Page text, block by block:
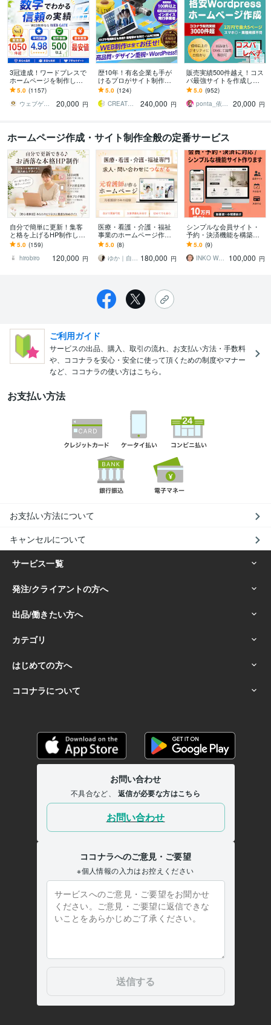
3冠達成！ワードプレスで
ホームページを制作しま
す WEB制作＆デザイン部
門1位（販売数・評価数・
お気に入り数）
5.0 (1157)
ウェブゲート
20,000 円
歴10年！有名企業も手が
けるプロがサイト制作し
ます 初心者でも安心★ヒ
アリング重視・要望に沿
って柔軟に対応可能
5.0 (124)
CREATORSZERO
240,000 円
販売実績500件越え！コス
パ最強サイトを作成しま
す 起業、副業、ブログ！
WPで更新楽々！オリジナ
ルデザイン可能
5.0 (952)
ponta_依頼多数のため返信遅れます
20,000 円
ホームページ作成・サイト制作全般の定番サービス
自分で簡単に更新！集客
と格を上げるHP制作しま
す デザイン×集客導線×手
厚いサポートで初めての
Web制作も安心
5.0 (159)
hirobiro
120,000 円
医療・看護・介護・福祉
事業のホームページ作成
します 元看護師の現場目
線で作る、求人・相談に
つながるホームページ
5.0 (8)
ゆか｜自社で更新できるホームページ制作 180,000 円
シンプルな会員サイト・
予約・決済機能を構築し
ます 会員制・予約・課金
など、必要な機能を1つに
絞って制作
5.0 (9)
INKO WEB SERVICE
100,000 円
ご利用ガイド
サービスの出品、購入、取引の流れ、お支払い方法・手数料
や、ココナラを安心・安全に使って頂くための制度やマナー
など、ココナラの使い方はこちら。
お支払い方法
お支払い方法について
キャンセルについて